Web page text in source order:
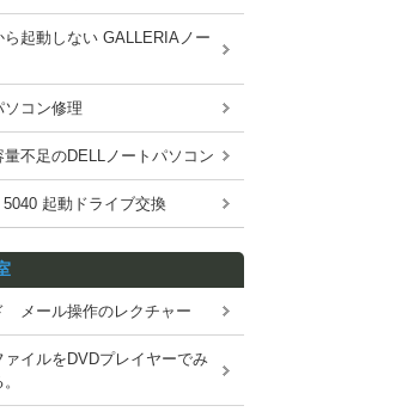
ら起動しない GALLERIAノー
ソコン修理
不足のDELLノートパソコン
起動ドライブ交換
メール操作のレクチャー
イルをDVDプレイヤーでみ